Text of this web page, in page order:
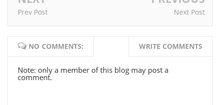
Prev Post Next Post
NO COMMENTS: WRITE COMMENTS
Note: only a member of this blog may post a
comment.